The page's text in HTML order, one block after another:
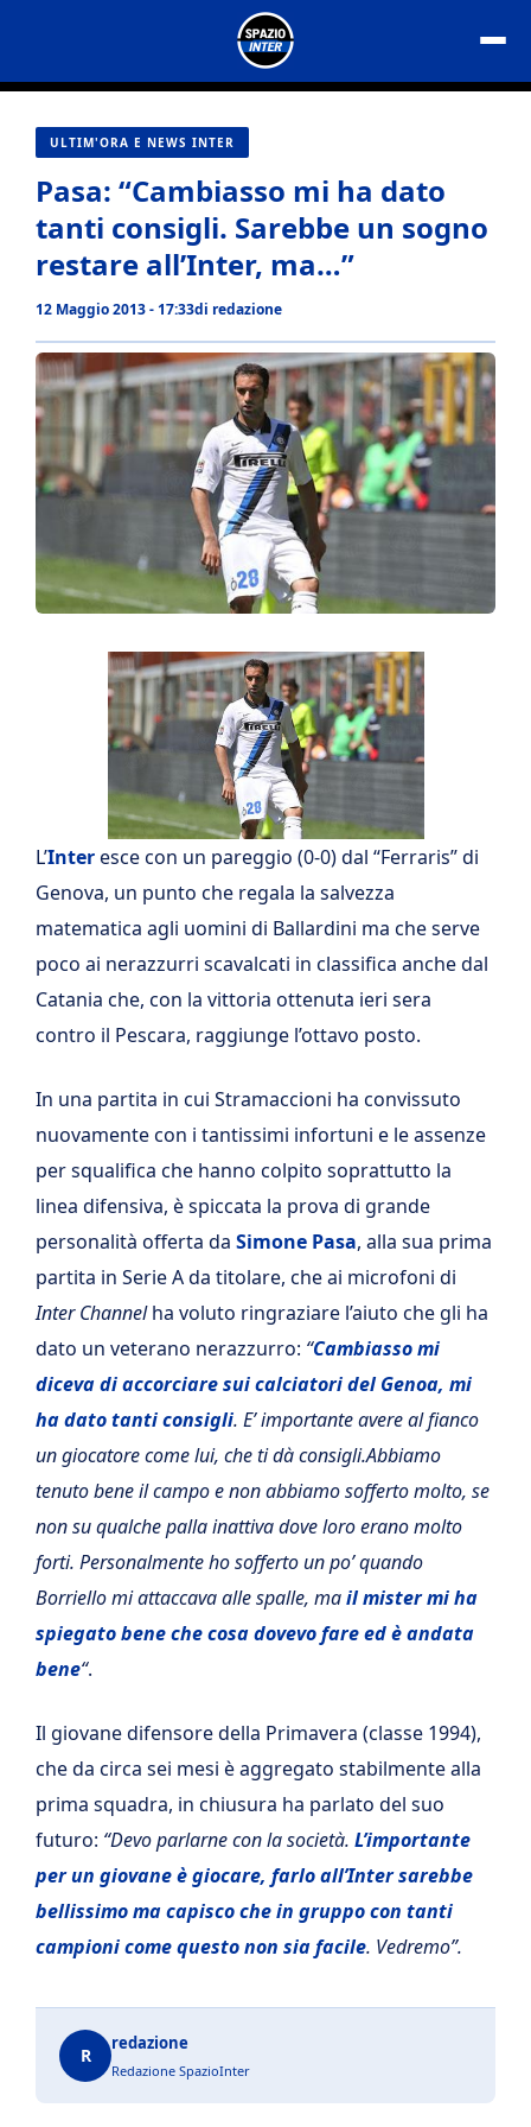
contenuto
ULTIM'ORA E NEWS INTER
Pasa: “Cambiasso mi ha dato
tanti consigli. Sarebbe un sogno
restare all’Inter, ma…”
12 Maggio 2013 - 17:33di redazione
L’Interesce con un pareggio (0-0) dal “Ferraris” di
Genova, un punto che regala la salvezza
matematica agli uomini di Ballardini ma che serve
poco ai nerazzurri scavalcati in classifica anche dal
Catania che, con la vittoria ottenuta ieri sera
contro il Pescara, raggiunge l’ottavo posto.
In una partita in cui Stramaccioni ha convissuto
nuovamente con i tantissimi infortuni e le assenze
per squalifica che hanno colpito soprattutto la
linea difensiva, è spiccata la prova di grande
personalità offerta da Simone Pasa, alla sua prima
partita in Serie A da titolare, che ai microfoni di
Inter Channelha voluto ringraziare l’aiuto che gli ha
dato un veterano nerazzurro: “Cambiasso mi
diceva di accorciare sui calciatori del Genoa, mi
ha dato tanti consigli. E’ importante avere al fianco
un giocatore come lui, che ti dà consigli.Abbiamo
tenuto bene il campo e non abbiamo sofferto molto, se
non su qualche palla inattiva dove loro erano molto
forti. Personalmente ho sofferto un po’ quando
Borriello mi attaccava alle spalle, mail mister mi ha
spiegato bene che cosa dovevo fare ed è andata
bene“.
Il giovane difensore della Primavera (classe 1994),
che da circa sei mesi è aggregato stabilmente alla
prima squadra, in chiusura ha parlato del suo
futuro: “Devo parlarne con la società. L’importante
per un giovane è giocare, farlo all’Inter sarebbe
bellissimo ma capisco che in gruppo con tanti
campioni come questo non sia facile. Vedremo”.
R
redazione
Redazione SpazioInter